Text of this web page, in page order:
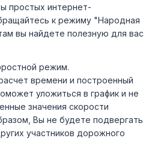
простых интернет-
к режиму "Народная
вы найдете полезную для вас
режим.
времени и построенный
уложиться в график и не
значения скорости
Вы не будете подвергать
участников дорожного